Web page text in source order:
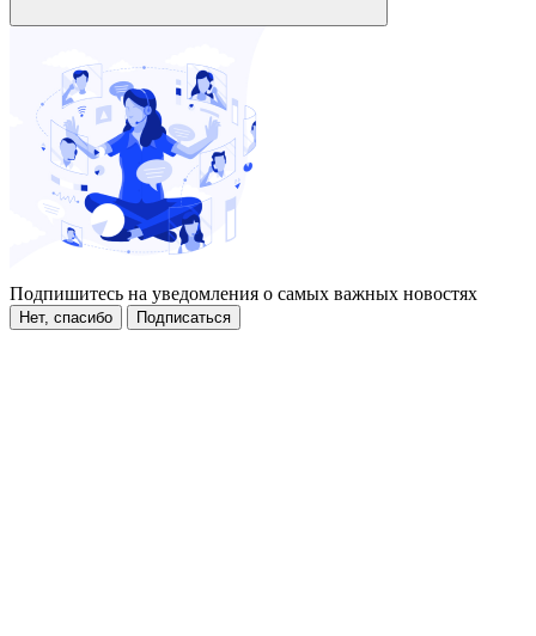
Подпишитесь на уведомления о самых важных новостях
Нет, спасибо Подписаться